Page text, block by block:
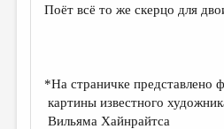
Поёт всё то же скерцо для
*На страничке представлено
картины известного
Вильяма Хайнрайтса